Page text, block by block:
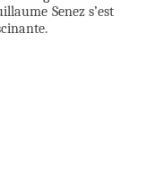
Senez s’est